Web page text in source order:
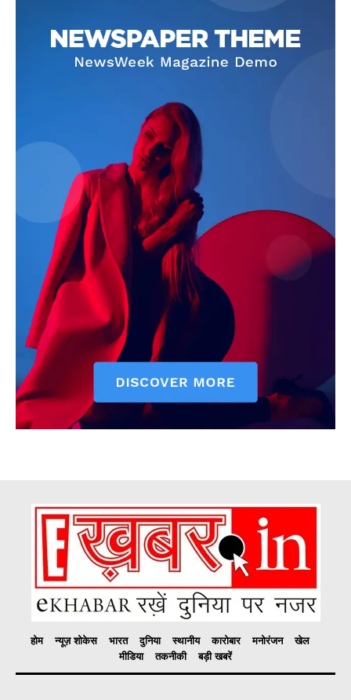
Contact us
Subscription Plans
My account
होम न्यूज़ शोकेस भारत दुनिया स्थानीय कारोबार मनोरंजन
खेल
मीडिया
तकनीकी बड़ी खबरें